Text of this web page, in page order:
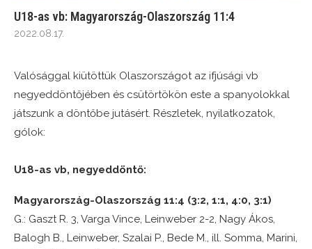
U18-as vb: Magyarország-Olaszország 11:4
2022.08.17.
Valósággal kiütöttük Olaszországot az ifjúsági vb
negyeddöntőjében és csütörtökön este a spanyolokkal
játszunk a döntőbe jutásért. Részletek, nyilatkozatok,
gólok:
U18-as vb, negyeddöntő:
Magyarország-Olaszország 11:4 (3:2, 1:1, 4:0, 3:1)
G.: Gaszt R. 3, Varga Vince, Leinweber 2-2, Nagy Ákos,
Balogh B., Leinweber, Szalai P., Bede M., ill. Somma, Marini,